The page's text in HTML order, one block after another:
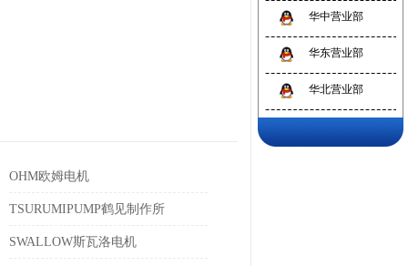
OHM欧姆电机
TSURUMIPUMP鹤见制作所
SWALLOW斯瓦洛电机
华中营业部
华东营业部
华北营业部